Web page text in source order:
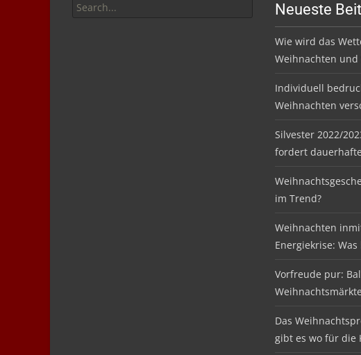
for:
Neueste
Wie wird das
Weihnachten und
Individuell
Weihnachten
Silvester 2022/
fordert
im Trend?
Weihnachten
Energiekrise:
Vorfreude pur:
Weihnachtsmärkte
Das
gibt es wo für die